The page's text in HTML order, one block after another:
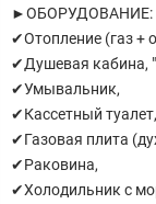
►ОБОРУДОВАНИЕ:
✔Отопление (газ +
✔Душевая кабина,
✔Умывальник,
✔Кассетный туалет,
✔Газовая плита
✔Раковина,
✔Холодильник с